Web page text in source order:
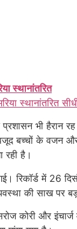
स्थानांतरित
स्थानांतरित
भी
बच्चों के वजन
रही है।
रिकॉर्ड में 26
की साख पर
कोरी और